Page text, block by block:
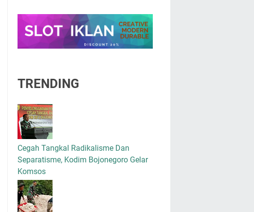
TRENDING
Cegah Tangkal Radikalisme Dan
Separatisme, Kodim Bojonegoro Gelar
Komsos